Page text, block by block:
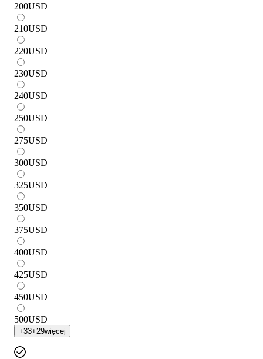
200USD
210USD
220USD
230USD
240USD
250USD
275USD
300USD
325USD
350USD
375USD
400USD
425USD
450USD
500USD
+33+29więcej